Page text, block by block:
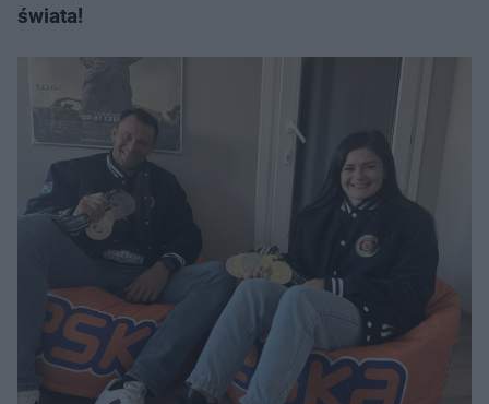
świata!